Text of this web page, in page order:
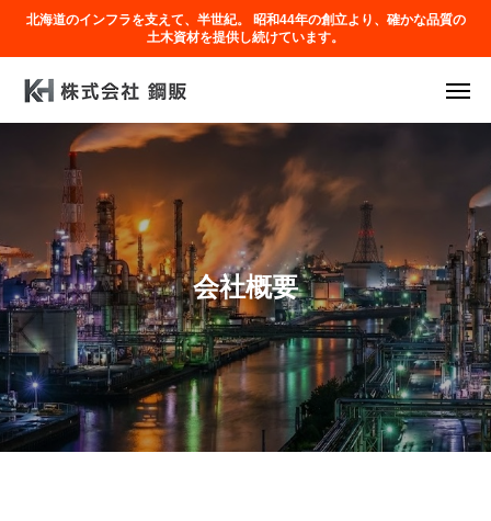
北海道のインフラを支えて、半世紀。 昭和44年の創立より、確かな品質の
土木資材を提供し続けています。
会社概要